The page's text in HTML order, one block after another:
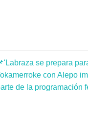
se prepara
con Alepo
de la programación